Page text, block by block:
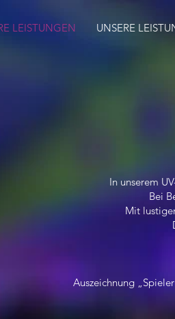
LEISTUNGEN UNSERE
In unserem
Bei
Mit
Auszeichnung